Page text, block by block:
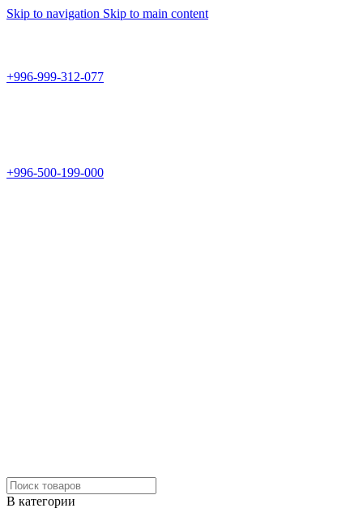
Skip to navigation Skip to main content
+996-999-312-077
+996-500-199-000
В категории